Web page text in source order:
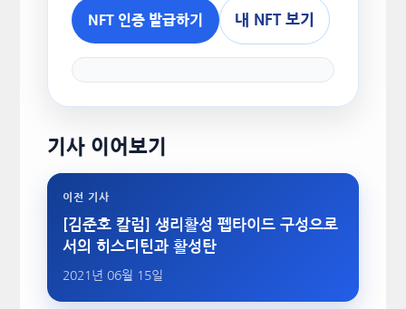
NFT 인증 발급하기 내 NFT 보기
기사 이어보기
이전 기사
[김준호 칼럼] 생리활성 펩타이드 구성으로
서의 히스디틴과 활성탄
2021년 06월 15일